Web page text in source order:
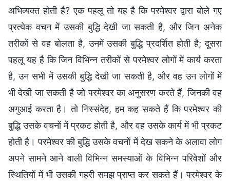
अभिव्यक्त होती है? एक पहलू तो यह है कि परमेश्वर द्वारा बोले गए
प्रत्येक वचन में उसकी बुद्धि देखी जा सकती है, और जिन अनेक
तरीकों से वह बोलता है, उनमें उसकी बुद्धि प्रदर्शित होती है; दूसरा
पहलू यह है कि जिन विभिन्न तरीकों से परमेश्वर लोगों में कार्य करता
है, उन सभी में उसकी बुद्धि देखी जा सकती है, और वह उन लोगों में
भी देखी जा सकती है जो परमेश्वर का अनुसरण करते हैं, जिनकी वह
अगुआई करता है। तो निस्संदेह, हम कह सकते हैं कि परमेश्वर की
बुद्धि उसके वचनों में प्रकट होती है, और वह उसके कार्य में भी प्रकट
होती है। परमेश्वर की बुद्धि उसके वचनों में देख सकने के अलावा लोग
अपने सामने आने वाली विभिन्न समस्याओं के विभिन्न परिवेशों और
स्थितियों में भी उसकी गहरी समझ प्राप्त कर सकते हैं। परमेश्वर के